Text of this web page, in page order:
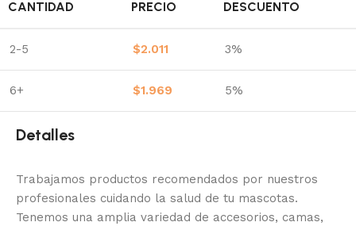
CANTIDAD PRECIO DESCUENTO
2-5 $2.011 3%
6+ $1.969 5%
Detalles
Trabajamos productos recomendados por nuestros
profesionales cuidando la salud de tu mascotas.
Tenemos una amplia variedad de accesorios, camas,